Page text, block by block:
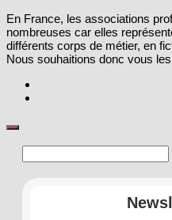
En France, les associations
nombreuses car elles
différents corps de métier, en
Nous souhaitions donc vous